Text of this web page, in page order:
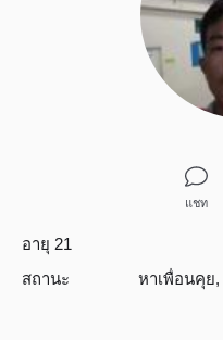
แชท
อายุ 21
สถานะ
หาเพื่อนคุย,